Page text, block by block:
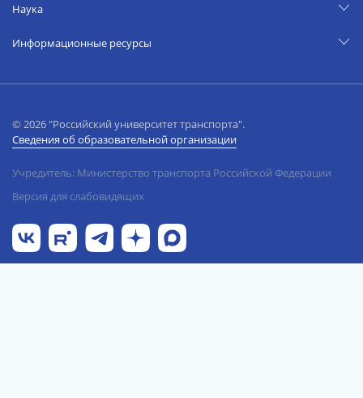
Наука
Информационные ресурсы
© 2026 "Российский университет транспорта".
Сведения об образовательной организации
Учредитель: Министерство транспорта Российской Федерации
Версия для слабовидящих